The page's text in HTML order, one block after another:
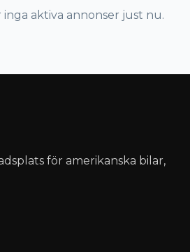
inga aktiva annonser just nu.
för amerikanska bilar,